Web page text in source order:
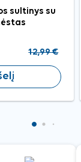
sultinys su
12,99 €